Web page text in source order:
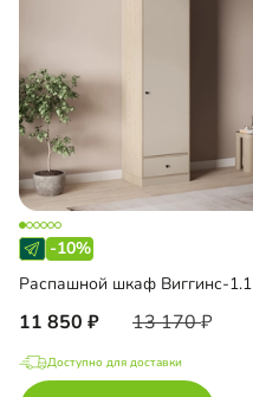
-10%
Распашной шкаф Виггинс-1.1
11 850 13 170
Доступно для доставки